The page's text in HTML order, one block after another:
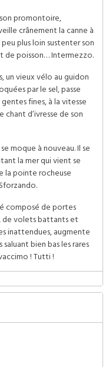
promontoire,
crânement la canne à
plus loin sustenter son
de poisson… Intermezzo.
un vieux vélo au guidon
par le sel, passe
fines, à la vitesse
d’ivresse de son
moque à nouveau. Il se
la mer qui vient se
la pointe rocheuse
composé de portes
de volets battants et
inattendues, augmente
bien bas les rares
! Tutti !